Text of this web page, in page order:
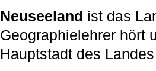
Neuseeland ist das
Geographielehrer hört
Hauptstadt des